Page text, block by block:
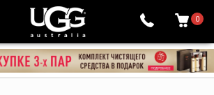
0